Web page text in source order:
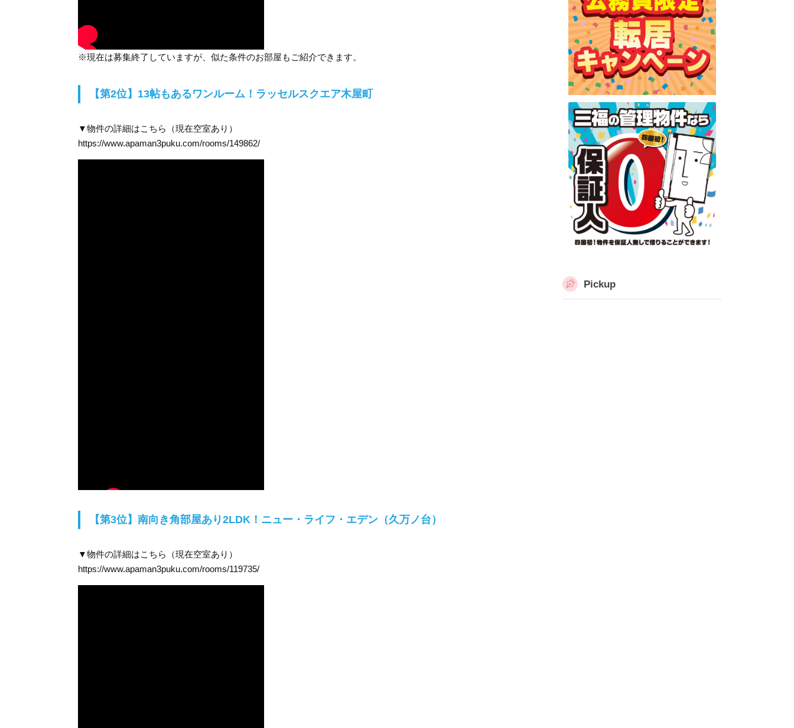
※現在は募集終了していますが、似た条件のお部屋もご紹介できます。
【第2位】13帖もあるワンルーム！ラッセルスクエア木屋町
▼物件の詳細はこちら（現在空室あり）
https://www.apaman3puku.com/rooms/149862/
【第3位】南向き角部屋あり2LDK！ニュー・ライフ・エデン（久万ノ台）
▼物件の詳細はこちら（現在空室あり）
https://www.apaman3puku.com/rooms/119735/
Pickup